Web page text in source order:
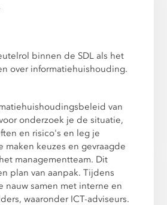
binnen de SDL als het
over informatiehuishouding.
van
onderzoek je de situatie,
en risico's en leg je
maken keuzes en gevraagde
managementteam. Dit
plan van aanpak. Tijdens
nauw samen met interne en
waaronder ICT-adviseurs.